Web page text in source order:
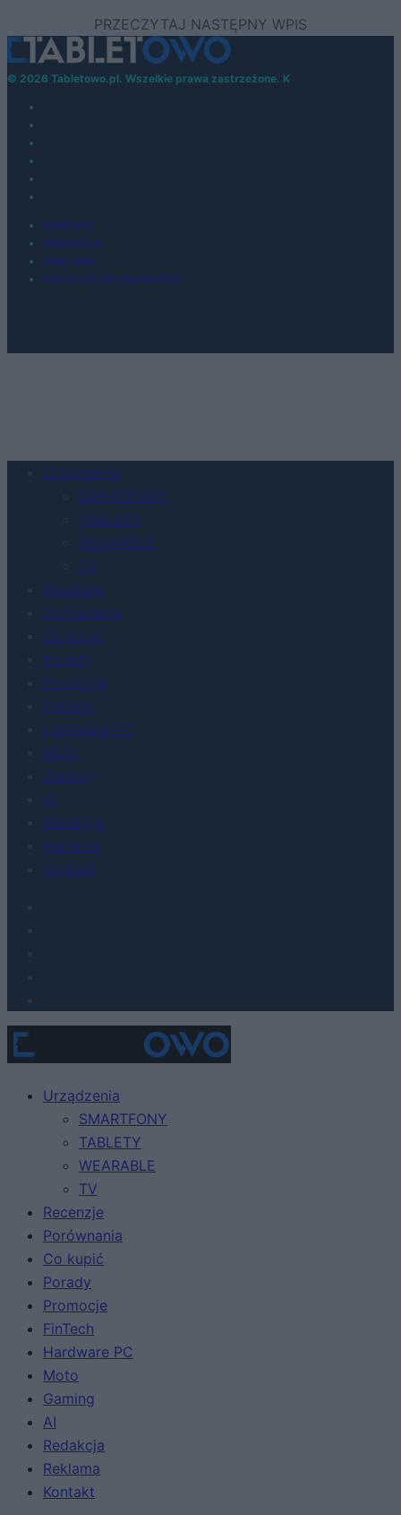
© 2026 Tabletowo.pl. Wszelkie prawa zastrzeżone. K
KONTAKT
REDAKCJA
REKLAMA
POLITYKA PRYWATNOŚCI
Urządzenia
SMARTFONY
TABLETY
WEARABLE
TV
Recenzje
Porównania
Co kupić
Porady
Promocje
FinTech
Hardware PC
Moto
Gaming
AI
Redakcja
Reklama
Kontakt
Urządzenia
SMARTFONY
TABLETY
WEARABLE
TV
Recenzje
Porównania
Co kupić
Porady
Promocje
FinTech
Hardware PC
Moto
Gaming
AI
Redakcja
Reklama
Kontakt